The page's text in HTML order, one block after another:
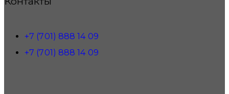
+7 (701) 888 14 09
+7 (701) 888 14 09